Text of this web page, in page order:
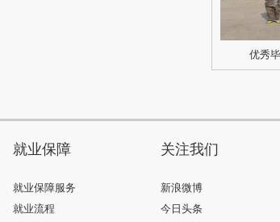
优秀
就业保障
就业保障服务
就业流程
关注我们
新浪微博
今日头条